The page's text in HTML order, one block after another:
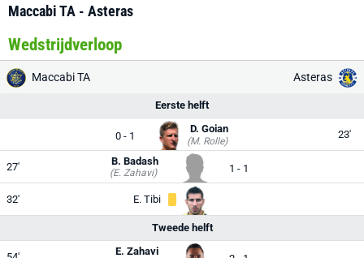
Maccabi TA - Asteras
Wedstrijdverloop
Maccabi TA Asteras
Eerste helft
0 - 1
D. Goian
(M. Rolle)
23'
27' (E. Zahavi)
B. Badash
1 - 1
32' E. Tibi
Tweede helft
E. Zahavi